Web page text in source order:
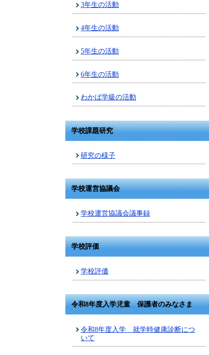
3年生の活動
4年生の活動
5年生の活動
6年生の活動
わかば学級の活動
学校課題研究
研究の様子
学校運営協議会
学校運営協議会議事録
学校評価
学校評価
令和8年度入学児童 保護者のみなさま
令和8年度入学 就学時健康診断につ
いて